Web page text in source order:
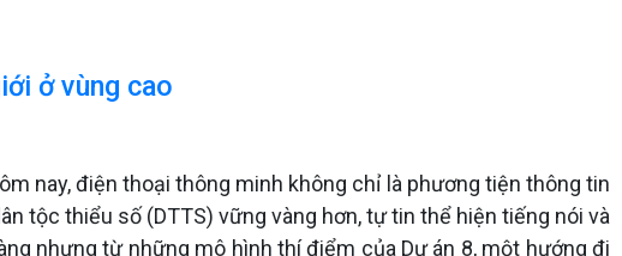
ở vùng cao
nay, điện thoại thông minh không chỉ là phương tiện thông tin
tộc thiểu số (DTTS) vững vàng hơn, tự tin thể hiện tiếng nói và
nhưng từ những mô hình thí điểm của Dự án 8, một hướng đi